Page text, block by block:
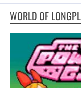
WORLD OF